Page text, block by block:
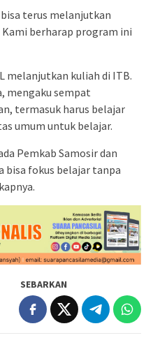
terus melanjutkan
berharap program ini
melanjutkan kuliah di ITB.
mengaku sempat
termasuk harus belajar
umum untuk belajar.
Pemkab Samosir dan
bisa fokus belajar tanpa
SEBARKAN